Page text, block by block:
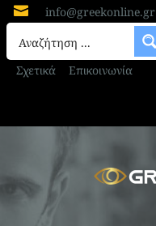
 info@greekonline.gr
Σχετικά Επικοινωνία